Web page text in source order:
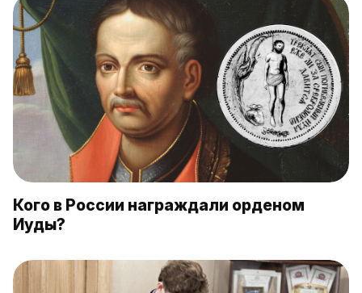
Кого в России награждали орденом
Иуды?